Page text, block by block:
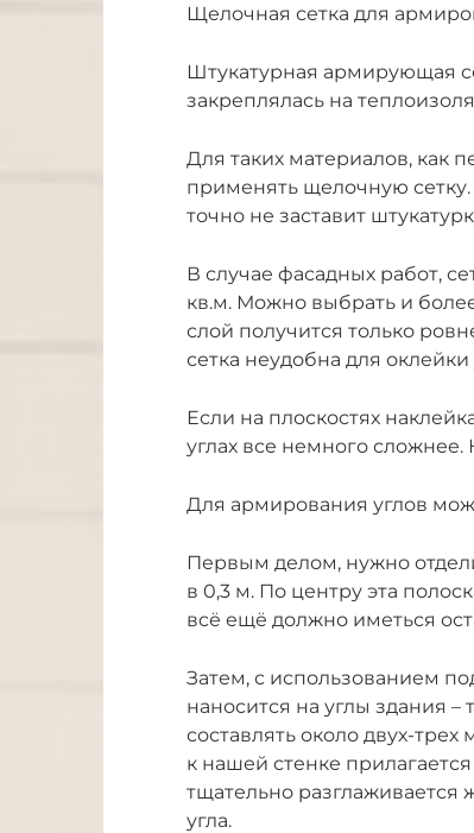
Щелочная сетка для
Штукатурная армирующая
закреплялась на
Для таких материалов, как
применять щелочную
точно не заставит
В случае фасадных работ,
кв.м. Можно выбрать и
слой получится только
сетка неудобна для оклейки
Если на плоскостях
углах все немного сложнее.
Для армирования углов
Первым делом, нужно
в 0,3 м. По центру эта
всё ещё должно иметься
Затем, с использованием
наносится на углы здания
составлять около двух-
к нашей стенке
тщательно разглаживается
угла.